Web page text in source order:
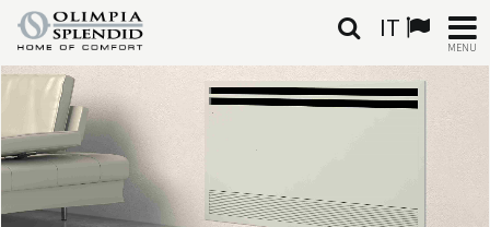
IT
MENU
ITALIANO
HOME
CLIMATIZZAZIONE